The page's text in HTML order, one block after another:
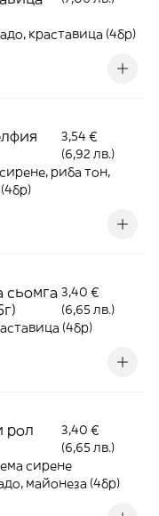
краставица (4бр)
3,54 €
(6,92 лв.)
риба тон,
сьомга 3,40 €
(6,65 лв.)
(4бр)
рол
3,40 €
(6,65 лв.)
сирене
майонеза (4бр)